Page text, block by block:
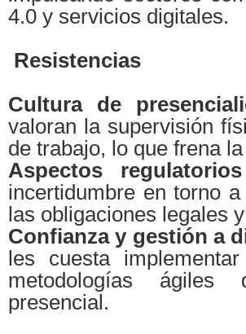
4.0 y servicios digitales.
Resistencias
Cultura de
valoran la supervisión
de trabajo, lo que frena
Aspectos
incertidumbre en torno
las obligaciones legales
Confianza y gestión a
les cuesta
metodologías
presencial.